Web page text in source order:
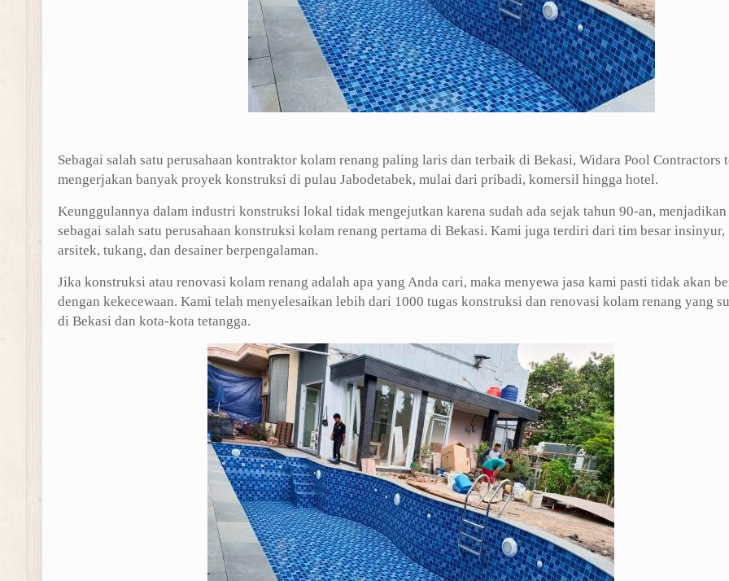
Sebagai salah satu perusahaan kontraktor kolam renang paling laris dan terbaik di Bekasi, Widara Pool Contractors
mengerjakan banyak proyek konstruksi di pulau Jabodetabek, mulai dari pribadi, komersil hingga hotel.
Keunggulannya dalam industri konstruksi lokal tidak mengejutkan karena sudah ada sejak tahun 90-an,
sebagai salah satu perusahaan konstruksi kolam renang pertama di Bekasi. Kami juga terdiri dari tim besar insinyur,
arsitek, tukang, dan desainer berpengalaman.
Jika konstruksi atau renovasi kolam renang adalah apa yang Anda cari, maka menyewa jasa kami pasti tidak akan
dengan kekecewaan. Kami telah menyelesaikan lebih dari 1000 tugas konstruksi dan renovasi kolam renang yang
di Bekasi dan kota-kota tetangga.